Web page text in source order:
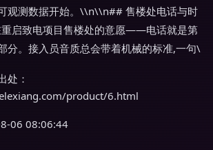
观测数据开始。\\n\\n## 售楼处电话与时
启致电项目售楼处的意愿——电话就是第
分。接入员音质总会带着机械的标准,一句\
处：
product/6.html
06 08:06:44